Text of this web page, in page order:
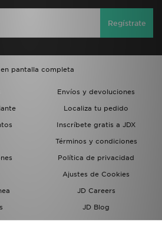
Regístrate
pantalla completa
Envíos y devoluciones
Localiza tu pedido
Inscríbete gratis a JDX
Términos y condiciones
Política de privacidad
Ajustes de Cookies
JD Careers
JD Blog